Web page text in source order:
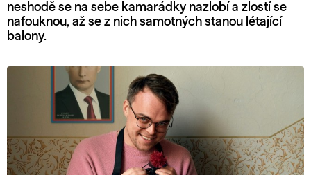
neshodě se na sebe kamarádky nazlobí a zlostí se
nafouknou, až se z nich samotných stanou létající
balony.